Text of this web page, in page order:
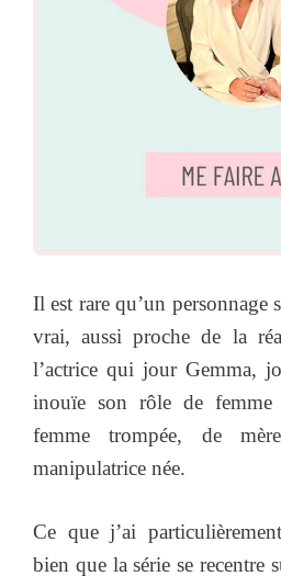
Il est rare qu’un personnage
vrai, aussi proche de la
l’actrice qui jour Gemma,
inouïe son rôle de
femme trompée, de
manipulatrice née.
Ce que j’ai
bien que la série se recentre